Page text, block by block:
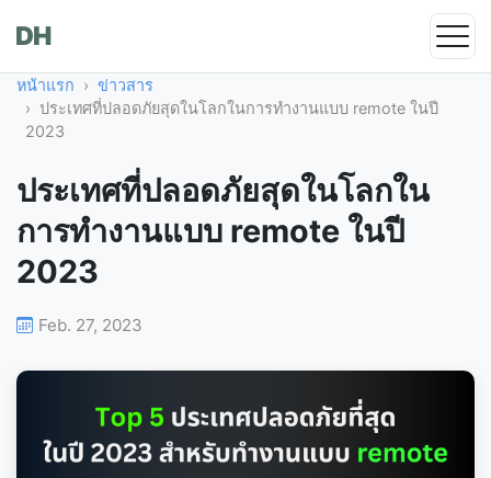
DH
หน้าแรก
ข่าวสาร
ประเทศที่ปลอดภัยสุดในโลกในการทำงานแบบ remote ในปี
2023
ประเทศที่ปลอดภัยสุดในโลกใน
การทำงานแบบ remote ในปี
2023
Feb. 27, 2023